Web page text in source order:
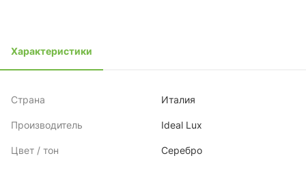
Характеристики
Страна Италия
Производитель Ideal Lux
Цвет / тон Серебро